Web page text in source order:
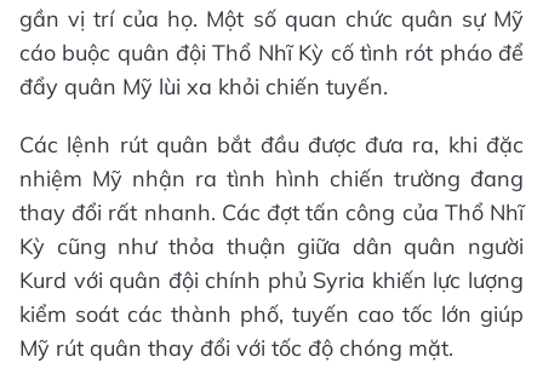
gần vị trí của họ. Một số quan chức quân sự Mỹ
cáo buộc quân đội Thổ Nhĩ Kỳ cố tình rót pháo để
đẩy quân Mỹ lùi xa khỏi chiến tuyến.
Các lệnh rút quân bắt đầu được đưa ra, khi đặc
nhiệm Mỹ nhận ra tình hình chiến trường đang
thay đổi rất nhanh. Các đợt tấn công của Thổ Nhĩ
Kỳ cũng như thỏa thuận giữa dân quân người
Kurd với quân đội chính phủ Syria khiến lực lượng
kiểm soát các thành phố, tuyến cao tốc lớn giúp
Mỹ rút quân thay đổi với tốc độ chóng mặt.